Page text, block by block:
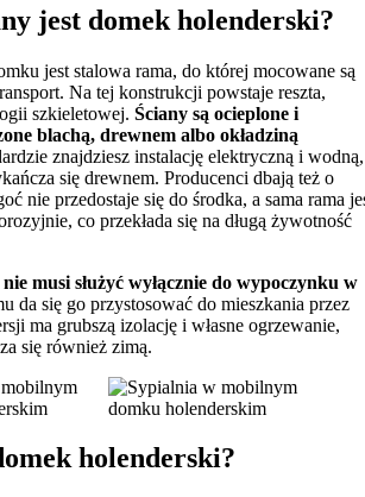
jest domek holenderski?
jest stalowa rama, do której mocowane są
Na tej konstrukcji powstaje reszta,
szkieletowej. Ściany są ocieplone i
blachą, drewnem albo okładziną
znajdziesz instalację elektryczną i wodną,
się drewnem. Producenci dbają też o
nie przedostaje się do środka, a sama rama
co przekłada się na długą żywotność
musi służyć wyłącznie do wypoczynku w
da się go przystosować do mieszkania przez
ma grubszą izolację i własne ogrzewanie,
się również zimą.
holenderski?